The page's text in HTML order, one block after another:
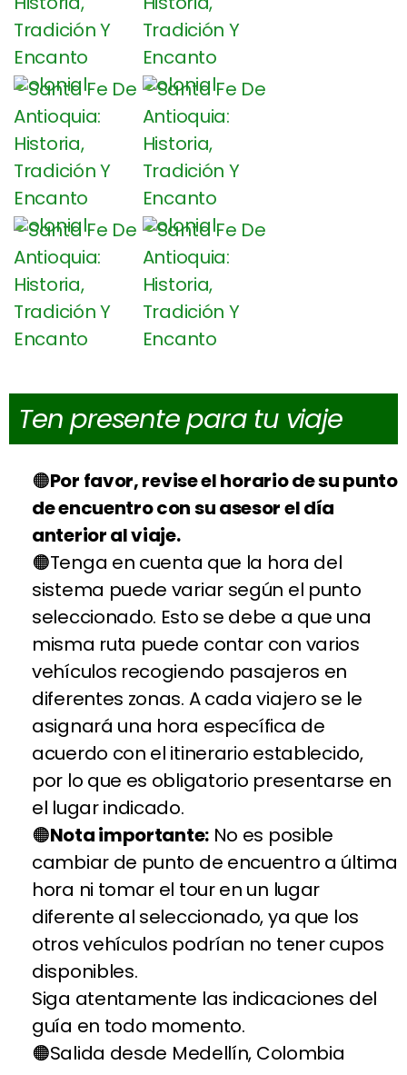
Ten presente para tu viaje
Por favor, revise el horario de su punto
de encuentro con su asesor el día
anterior al viaje.
Tenga en cuenta que la hora del
sistema puede variar según el punto
seleccionado. Esto se debe a que una
misma ruta puede contar con varios
vehículos recogiendo pasajeros en
diferentes zonas. A cada viajero se le
asignará una hora específica de
acuerdo con el itinerario establecido,
por lo que es obligatorio presentarse en
el lugar indicado.
Nota importante:No es posible
cambiar de punto de encuentro a última
hora ni tomar el tour en un lugar
diferente al seleccionado, ya que los
otros vehículos podrían no tener cupos
disponibles.
Siga atentamente las indicaciones del
guía en todo momento.
Salida desde Medellín, Colombia